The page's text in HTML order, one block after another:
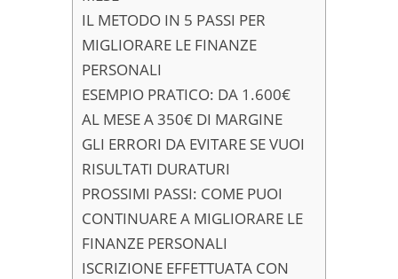
IL METODO IN 5 PASSI PER
MIGLIORARE LE FINANZE
PERSONALI
ESEMPIO PRATICO: DA 1.600€
AL MESE A 350€ DI MARGINE
GLI ERRORI DA EVITARE SE VUOI
RISULTATI DURATURI
PROSSIMI PASSI: COME PUOI
CONTINUARE A MIGLIORARE LE
FINANZE PERSONALI
ISCRIZIONE EFFETTUATA CON